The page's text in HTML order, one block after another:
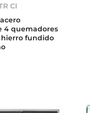
CI
4 quemadores
fundido